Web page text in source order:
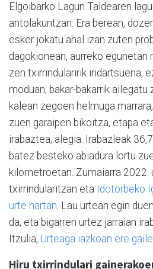
Elgoibarko Lagun Taldearen
antolakuntzan. Era berean,
esker jokatu ahal izan zuten
dagokionean, aurreko egunetan
zen txirrindularirik indartsuena,
moduan, bakar-bakarrik ailegatu
kalean zegoen helmuga
zuen garaipen bikoitza, etapa
irabaztea, alegia. Irabazleak
batez besteko abiadura lortu
kilometroetan. Zumaiarra 2022.
txirrindularitzan eta Idotorbeko
urte hartan. Lau urtean egin
da, eta bigarren urtez jarraian
Itzulia, Urteaga iazkoan ere
Hiru txirrindulari